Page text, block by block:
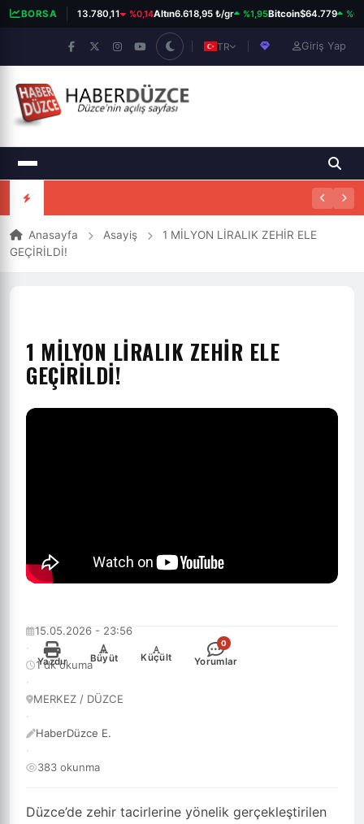
BORSA
BIST 100 13.780,11 %0,14Altın6.618,95 ₺/gr %1,95Bitcoin$64.779
TR Giriş Yap
Anasayfa Asayiş
1 MİLYON LİRALIK ZEHİR ELE
GEÇİRİLDİ!
1 MİLYON LİRALIK ZEHİR ELE
GEÇİRİLDİ!
Düzce’de zehir tacirlerine yönelik gerçekleştirilen
15.05.2026 - 23:56
·
1 dk okuma
·
MERKEZ / DÜZCE
·
HaberDüzce E.
·
383 okunma
Yazdır
+
Büyüt
-
Küçült
0
Yorumlar